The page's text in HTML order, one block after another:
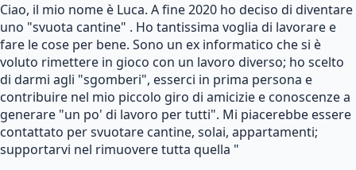
Ciao, il mio nome è Luca. A fine 2020 ho deciso di diventare
uno "svuota cantine" . Ho tantissima voglia di lavorare e
fare le cose per bene. Sono un ex informatico che si è
voluto rimettere in gioco con un lavoro diverso; ho scelto
di darmi agli "sgomberi", esserci in prima persona e
contribuire nel mio piccolo giro di amicizie e conoscenze a
generare "un po' di lavoro per tutti". Mi piacerebbe essere
contattato per svuotare cantine, solai, appartamenti;
supportarvi nel rimuovere tutta quella "